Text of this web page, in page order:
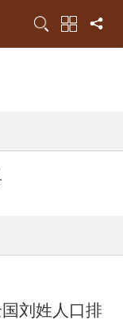
刘姓人口排